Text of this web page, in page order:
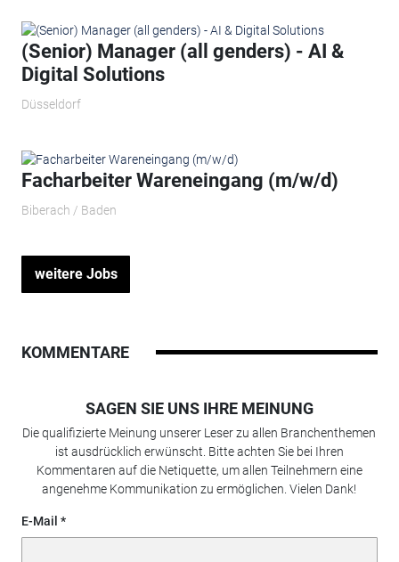
(Senior) Manager (all genders) - AI &
Digital Solutions
Düsseldorf
Facharbeiter Wareneingang (m/w/d)
Biberach / Baden
weitere Jobs
KOMMENTARE
SAGEN SIE UNS IHRE MEINUNG
Die qualifizierte Meinung unserer Leser zu allen Branchenthemen
ist ausdrücklich erwünscht. Bitte achten Sie bei Ihren
Kommentaren auf die Netiquette, um allen Teilnehmern eine
angenehme Kommunikation zu ermöglichen. Vielen Dank!
E-Mail